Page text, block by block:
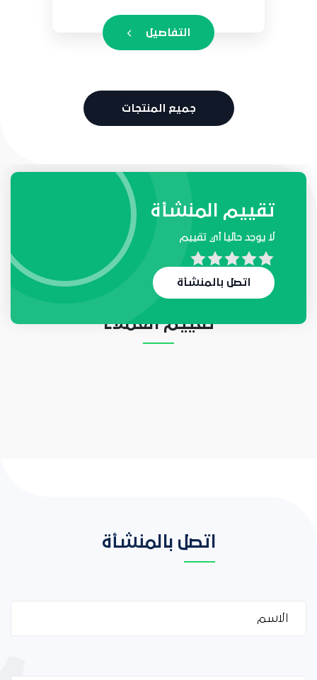
التفاصيل
جميع المنتجات
طلبات واحتياجات المنشأة
لا يوجد حاليا أي طلب
تقييم العملاء
تقييم المنشأة
لا يوجد حاليا أي تقييم
اتصل بالمنشأة
اتصل بالمنشأة